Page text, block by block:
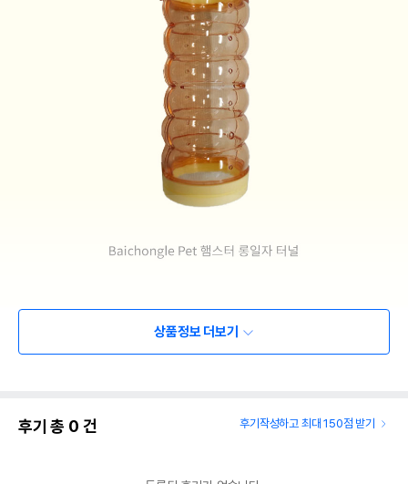
상품정보 더보기
후기 총 0 건 후기작성하고 최대 150점 받기